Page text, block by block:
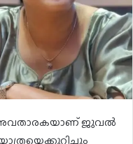
അവതാരകയാണ് ജുവൽ